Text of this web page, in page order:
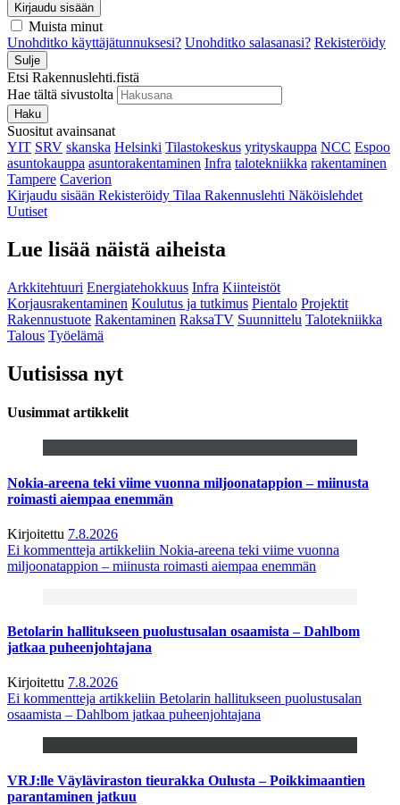
Kirjaudu sisään
Muista minut
Unohditko käyttäjätunnuksesi? Unohditko salasanasi? Rekisteröidy
Sulje
Etsi Rakennuslehti.fistä
Hae tältä sivustolta
Haku
Suositut avainsanat
YIT SRV skanska Helsinki Tilastokeskus yrityskauppa NCC Espoo
asuntokauppa asuntorakentaminen Infra talotekniikka rakentaminen
Tampere Caverion
Kirjaudu sisään Rekisteröidy Tilaa Rakennuslehti Näköislehdet
Uutiset
Lue lisää näistä aiheista
Arkkitehtuuri Energiatehokkuus Infra Kiinteistöt
Korjausrakentaminen Koulutus ja tutkimus Pientalo Projektit
Rakennustuote Rakentaminen RaksaTV Suunnittelu Talotekniikka
Talous Työelämä
Uutisissa nyt
Uusimmat artikkelit
Nokia-areena teki viime vuonna miljoonatappion – miinusta
roimasti aiempaa enemmän
Kirjoitettu 7.8.2026
Ei kommentteja artikkeliin Nokia-areena teki viime vuonna
miljoonatappion – miinusta roimasti aiempaa enemmän
Betolarin hallitukseen puolustusalan osaamista – Dahlbom
jatkaa puheenjohtajana
Kirjoitettu 7.8.2026
Ei kommentteja artikkeliin Betolarin hallitukseen puolustusalan
osaamista – Dahlbom jatkaa puheenjohtajana
VRJ:lle Väyläviraston tieurakka Oulusta – Poikkimaantien
parantaminen jatkuu